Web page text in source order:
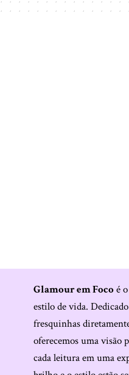
Glamour em Focoé
estilo de vida.
fresquinhas
oferecemos uma visão
cada leitura em uma